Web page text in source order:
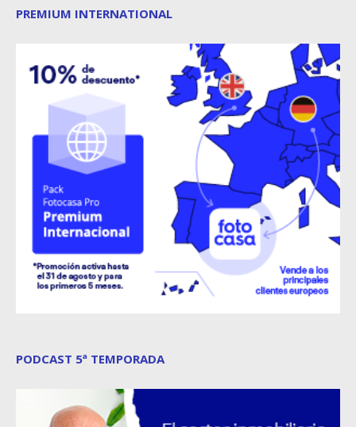
PREMIUM INTERNATIONAL
PODCAST 5ª TEMPORADA